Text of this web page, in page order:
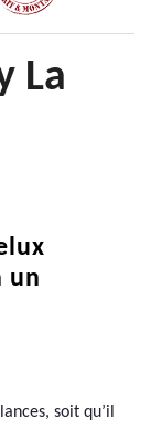
La
un
soit qu’il